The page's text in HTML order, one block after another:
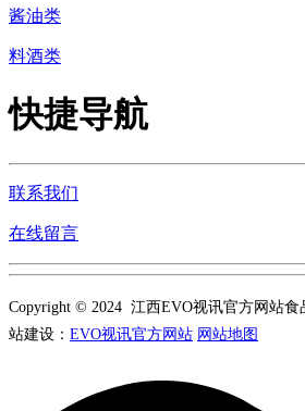
酱油类
料酒类
快捷导航
联系我们
在线留言
Copyright © 2024 江西EVO视讯官方网站
站建设： EVO视讯官方网站 网站地图